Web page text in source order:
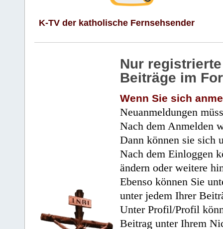
K-TV der katholische Fernsehsender
Nur
Beiträge im
Wenn Sie sich
Neuanmeldungen
Nach dem Anmelden
Dann können sie sich
Nach dem Einloggen
ändern oder weitere
Ebenso können Sie
unter jedem Ihrer
Unter Profil/Profil
Beitrag unter Ihrem